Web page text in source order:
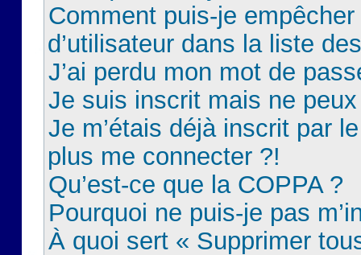
Comment puis-je
d’utilisateur dans la liste
J’ai perdu mon mot de
Je suis inscrit mais ne
Je m’étais déjà inscrit par
plus me connecter ?!
Qu’est-ce que la COPPA ?
Pourquoi ne puis-je pas
À quoi sert « Supprimer